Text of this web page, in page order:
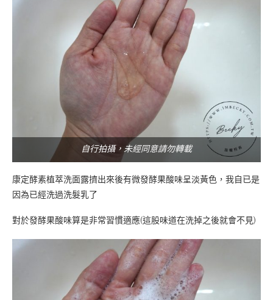
自行拍攝，未經同意請勿轉載
康定酵素植萃洗面露擠出來後有微發酵果酸味呈淡黃色，我自已是
因為已經洗過洗髮乳了
對於發酵果酸味算是非常習慣適應(這股味道在洗掉之後就會不見)